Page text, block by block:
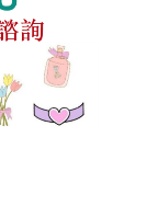
A夢合作款，男女